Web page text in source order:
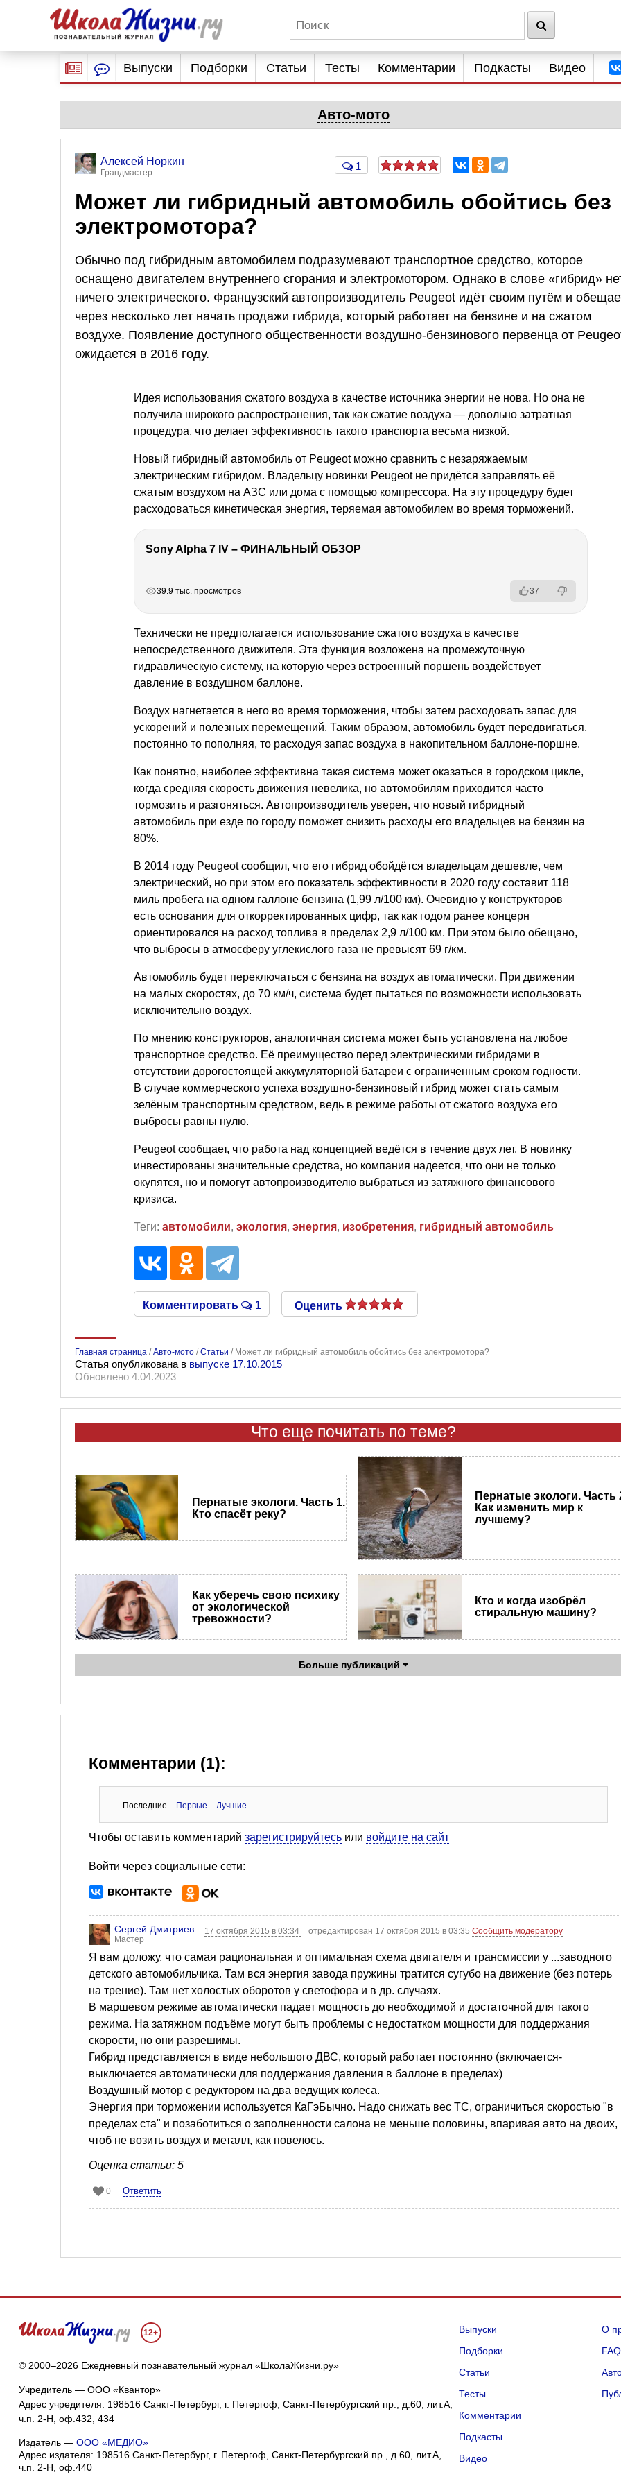
Выпуски Подборки Статьи Тесты Комментарии Подкасты Видео
Авто-мото
Алексей Норкин
Грандмастер
1
Может ли гибридный автомобиль обойтись без
электромотора?
Обычно под гибридным автомобилем подразумевают транспортное средство, которое
оснащено двигателем внутреннего сгорания и электромотором. Однако в слове «гибрид»
ничего электрического. Французский автопроизводитель Peugeot идёт своим путём и
через несколько лет начать продажи гибрида, который работает на бензине и на сжатом
воздухе. Появление доступного общественности воздушно-бензинового первенца от
ожидается в 2016 году.
Идея использования сжатого воздуха в качестве источника энергии не нова. Но она не
получила широкого распространения, так как сжатие воздуха — довольно затратная
процедура, что делает эффективность такого транспорта весьма низкой.
Новый гибридный автомобиль от Peugeot можно сравнить с незаряжаемым
электрическим гибридом. Владельцу новинки Peugeot не придётся заправлять её
сжатым воздухом на АЗС или дома с помощью компрессора. На эту процедуру будет
расходоваться кинетическая энергия, теряемая автомобилем во время торможений.
Sony Alpha 7 IV – ФИНАЛЬНЫЙ ОБЗОР
39.9 тыс. просмотров 37
Технически не предполагается использование сжатого воздуха в качестве
непосредственного движителя. Эта функция возложена на промежуточную
гидравлическую систему, на которую через встроенный поршень воздействует
давление в воздушном баллоне.
Воздух нагнетается в него во время торможения, чтобы затем расходовать запас для
ускорений и полезных перемещений. Таким образом, автомобиль будет передвигаться,
постоянно то пополняя, то расходуя запас воздуха в накопительном баллоне-поршне.
Как понятно, наиболее эффективна такая система может оказаться в городском цикле,
когда средняя скорость движения невелика, но автомобилям приходится часто
тормозить и разгоняться. Автопроизводитель уверен, что новый гибридный
автомобиль при езде по городу поможет снизить расходы его владельцев на бензин на
80%.
В 2014 году Peugeot сообщил, что его гибрид обойдётся владельцам дешевле, чем
электрический, но при этом его показатель эффективности в 2020 году составит 118
миль пробега на одном галлоне бензина (1,99 л/100 км). Очевидно у конструкторов
есть основания для откорректированных цифр, так как годом ранее концерн
ориентировался на расход топлива в пределах 2,9 л/100 км. При этом было обещано,
что выбросы в атмосферу углекислого газа не превысят 69 г/км.
Автомобиль будет переключаться с бензина на воздух автоматически. При движении
на малых скоростях, до 70 км/ч, система будет пытаться по возможности использовать
исключительно воздух.
По мнению конструкторов, аналогичная система может быть установлена на любое
транспортное средство. Её преимущество перед электрическими гибридами в
отсутствии дорогостоящей аккумуляторной батареи с ограниченным сроком годности.
В случае коммерческого успеха воздушно-бензиновый гибрид может стать самым
зелёным транспортным средством, ведь в режиме работы от сжатого воздуха его
выбросы равны нулю.
Peugeot сообщает, что работа над концепцией ведётся в течение двух лет. В новинку
инвестированы значительные средства, но компания надеется, что они не только
окупятся, но и помогут автопроизводителю выбраться из затяжного финансового
кризиса.
Теги: автомобили, экология, энергия, изобретения, гибридный автомобиль
Комментировать 1 Оценить
Главная страница /Авто-мото /Статьи / Может ли гибридный автомобиль обойтись без электромотора?
Статья опубликована в выпуске 17.10.2015
Обновлено 4.04.2023
Что еще почитать по теме?
Пернатые экологи. Часть 1.
Кто спасёт реку?
Пернатые экологи. Часть
Как изменить мир к
лучшему?
Как уберечь свою психику
от экологической
тревожности?
Кто и когда изобрёл
стиральную машину?
Больше публикаций
Комментарии (1):
Последние Первые Лучшие
Чтобы оставить комментарий зарегистрируйтесь или войдите на сайт
Войти через социальные сети:
Сергей Дмитриев
Мастер
17 октября 2015 в 03:34 отредактирован 17 октября 2015 в 03:35Сообщить модератору
Я вам доложу, что самая рациональная и оптимальная схема двигателя и трансмиссии у ...заводного
детского автомобильчика. Там вся энергия завода пружины тратится сугубо на движение (без потерь
на трение). Там нет холостых оборотов у светофора и в др. случаях.
В маршевом режиме автоматически падает мощность до необходимой и достаточной для такого
режима. На затяжном подъёме могут быть проблемы с недостатком мощности для поддержания
скорости, но они разрешимы.
Гибрид представляется в виде небольшого ДВС, который работает постоянно (включается-
выключается автоматически для поддержания давления в баллоне в пределах)
Воздушный мотор с редуктором на два ведущих колеса.
Энергия при торможении используется КаГэБычно. Надо снижать вес ТС, ограничиться скоростью "в
пределах ста" и позаботиться о заполненности салона не меньше половины, впаривая авто на двоих,
чтоб не возить воздух и металл, как повелось.
Оценка статьи: 5
0 Ответить
12+
© 2000–2026 Ежедневный познавательный журнал «ШколаЖизни.ру»
Учредитель — ООО «Квантор»
Адрес учредителя: 198516 Санкт-Петербург, г. Петергоф, Санкт-Петербургский пр., д.60, лит.А,
ч.п. 2-Н, оф.432, 434
Издатель — ООО «МЕДИО»
Адрес издателя: 198516 Санкт-Петербург, г. Петергоф, Санкт-Петербургский пр., д.60, лит.А,
ч.п. 2-Н, оф.440
Выпуски
Подборки
Статьи
Тесты
Комментарии
Подкасты
Видео
О
FAQ